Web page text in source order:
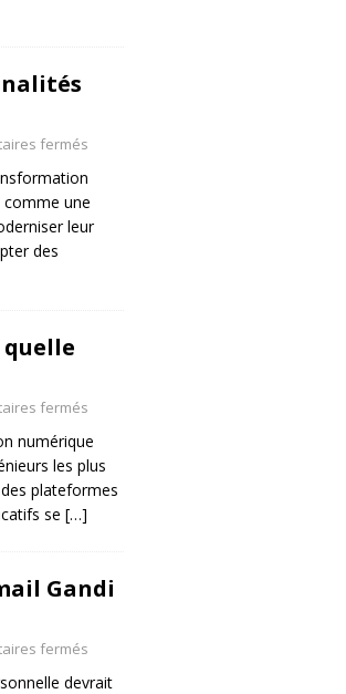
fermés
comme une
leur
des
quelle
fermés
numérique
les plus
plateformes
se […]
Gandi
fermés
devrait